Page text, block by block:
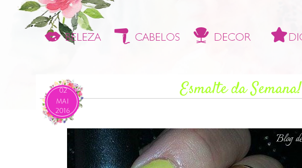
02
MAI
2016
Esmalte da Semana!